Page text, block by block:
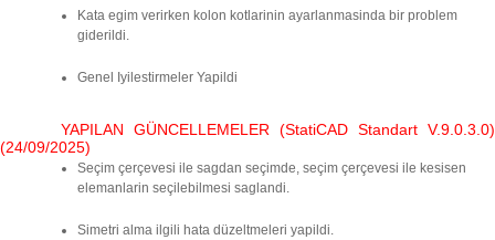
Kata egim verirken kolon kotlarinin ayarlanmasinda bir problem
giderildi.
Genel Iyilestirmeler Yapildi
YAPILAN GÜNCELLEMELER (StatiCAD Standart V.9.0.3.0)
(24/09/2025)
Seçim çerçevesi ile sagdan seçimde, seçim çerçevesi ile kesisen
elemanlarin seçilebilmesi saglandi.
Simetri alma ilgili hata düzeltmeleri yapildi.